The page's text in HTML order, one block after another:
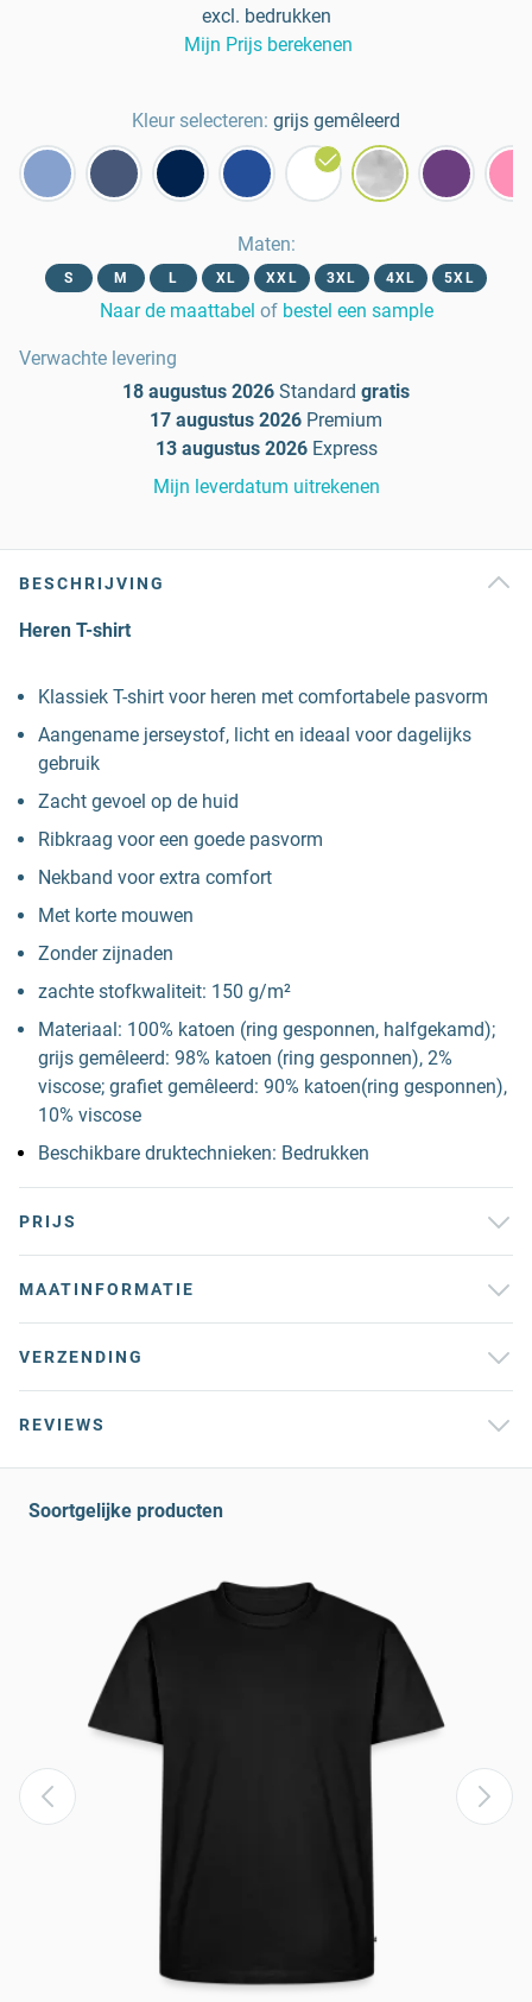
excl. bedrukken
Mijn Prijs berekenen
Kleur selecteren: grijs gemêleerd
Maten:
S M L XL XXL 3XL 4XL 5XL
Naar de maattabel of bestel een sample
Verwachte levering
18 augustus 2026 Standard gratis
17 augustus 2026 Premium
13 augustus 2026 Express
Mijn leverdatum uitrekenen
BESCHRIJVING
Heren T-shirt
Klassiek T-shirt voor heren met comfortabele pasvorm
Aangename jerseystof, licht en ideaal voor dagelijks
gebruik
Zacht gevoel op de huid
Ribkraag voor een goede pasvorm
Nekband voor extra comfort
Met korte mouwen
Zonder zijnaden
zachte stofkwaliteit: 150 g/m²
Materiaal: 100% katoen (ring gesponnen, halfgekamd);
grijs gemêleerd: 98% katoen (ring gesponnen), 2%
viscose; grafiet gemêleerd: 90% katoen(ring gesponnen),
10% viscose
Beschikbare druktechnieken: Bedrukken
PRIJS
MAATINFORMATIE
VERZENDING
REVIEWS
Soortgelijke producten